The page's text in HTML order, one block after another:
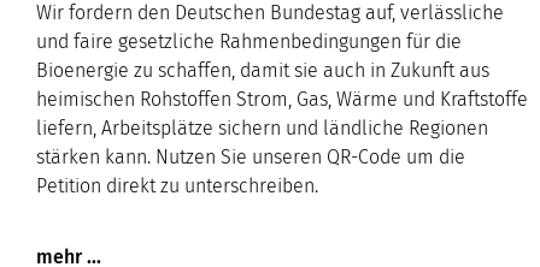
Wir fordern den Deutschen Bundestag auf, verlässliche
und faire gesetzliche Rahmenbedingungen für die
Bioenergie zu schaffen, damit sie auch in Zukunft aus
heimischen Rohstoffen Strom, Gas, Wärme und Kraftstoffe
liefern, Arbeitsplätze sichern und ländliche Regionen
stärken kann. Nutzen Sie unseren QR-Code um die
Petition direkt zu unterschreiben.